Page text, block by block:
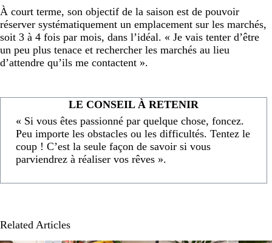
À court terme, son objectif de la saison est de pouvoir
réserver systématiquement un emplacement sur les marchés,
soit 3 à 4 fois par mois, dans l’idéal. « Je vais tenter d’être
un peu plus tenace et rechercher les marchés au lieu
d’attendre qu’ils me contactent ».
LE CONSEIL À RETENIR
« Si vous êtes passionné par quelque chose, foncez.
Peu importe les obstacles ou les difficultés. Tentez le
coup ! C’est la seule façon de savoir si vous
parviendrez à réaliser vos rêves ».
Related Articles